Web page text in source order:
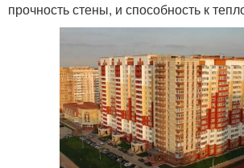
прочность стены, и способность к